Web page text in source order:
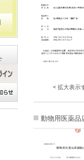
< 拡大表示
動物用医薬品